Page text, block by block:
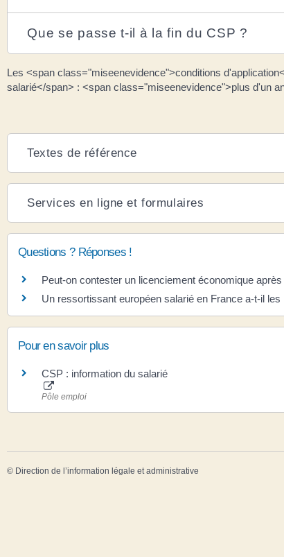
Que se passe t-il à la fin du CSP ?
Les <span class="miseenevidence">conditions
salarié</span> : <span class="miseenevidence">plus d'un
Textes de référence
Services en ligne et formulaires
Questions ? Réponses !
Peut-on contester un licenciement économique
Un ressortissant européen salarié en France a-t-il
Pour en savoir plus
CSP : information du salarié
Pôle emploi
© Direction de l’information légale et administrative